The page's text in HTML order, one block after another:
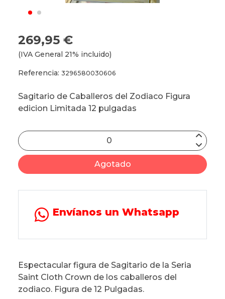
269,95 €
(IVA General 21% incluido)
Referencia: 3296580030606
Sagitario de Caballeros del Zodiaco Figura
edicion Limitada 12 pulgadas
Agotado
Envíanos un Whatsapp
Espectacular figura de Sagitario de la Seria
Saint Cloth Crown de los caballeros del
zodiaco. Figura de 12 Pulgadas.